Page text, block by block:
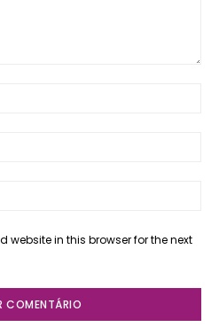
website in this browser for the next